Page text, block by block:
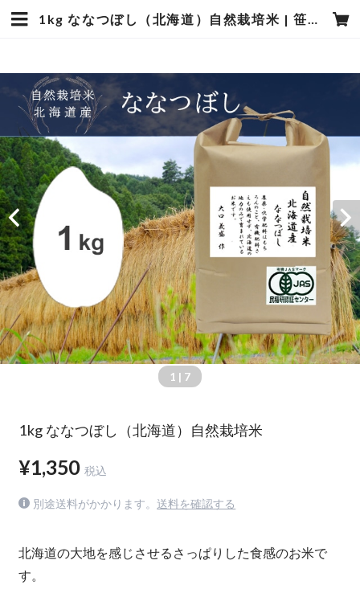
1kg ななつぼし（北海道）自然栽培米 | 笹屋米店
1 | 7
1kg ななつぼし（北海道）自然栽培米
¥1,350 税込
別途送料がかかります。 送料を確認する
北海道の大地を感じさせるさっぱりした食感のお米で
す。